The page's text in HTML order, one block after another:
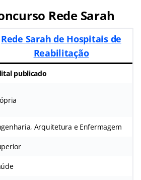
Rede Sarah
Rede Sarah de Hospitais de
Reabilitação
publicado
Arquitetura e Enfermagem